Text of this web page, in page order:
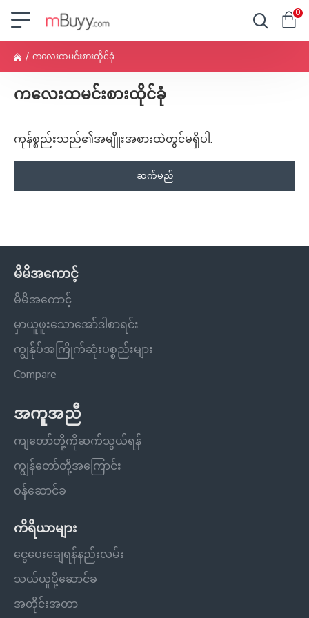
0
ကလေးထမင်းစားထိုင်ခုံ
ကလေးထမင်းစားထိုင်ခုံ
ကုန်စ္စည်းသည်၏အမျိူးအစားထဲတွင်မရှိပါ.
ဆက်မည်
မိမိအကောင့်
မိမိအကောင့်
မှာယူဖူးသောအော်ဒါစာရင်း
ကျွန်ုပ်အကြိုက်ဆုံးပစ္စည်းများ
Compare
အကူအညီ
ကျတော်တို့ကိုဆက်သွယ်ရန်
ကျွန်တော်တို့အကြောင်း
ဝန်ဆောင်ခ
ကိရိယာများ
ငွေပေးချေရန်နည်းလမ်း
သယ်ယူပို့ဆောင်ခ
အတိုင်းအတာ